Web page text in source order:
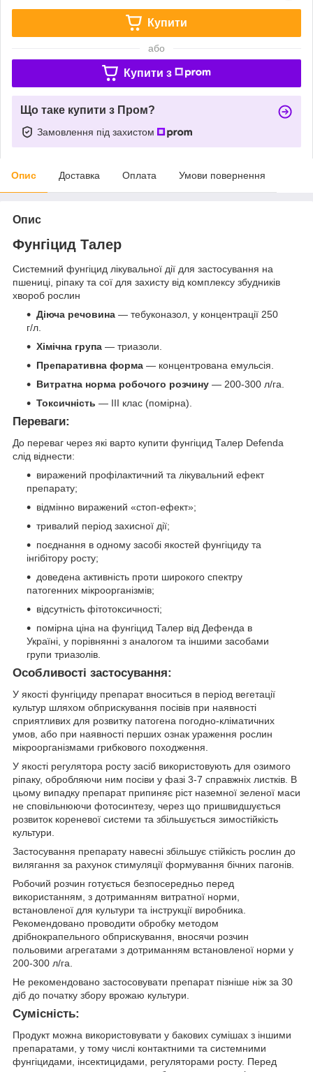
Купити
або
Купити з
Що таке купити з Пром?
Замовлення під захистом
Опис Доставка Оплата Умови повернення
Опис
Фунгіцид Талер
Системний фунгіцид лікувальної дії для застосування на
пшениці, ріпаку та сої для захисту від комплексу збудників
хвороб рослин
Діюча речовина — тебуконазол, у концентрації 250
г/л.
Хімічна група — триазоли.
Препаративна форма — концентрована емульсія.
Витратна норма робочого розчину — 200-300 л/га.
Токсичність — ІІІ клас (помірна).
Переваги:
До переваг через які варто купити фунгіцид Талер Defenda
слід віднести:
виражений профілактичний та лікувальний ефект
препарату;
відмінно виражений «стоп-ефект»;
тривалий період захисної дії;
поєднання в одному засобі якостей фунгіциду та
інгібітору росту;
доведена активність проти широкого спектру
патогенних мікроорганізмів;
відсутність фітотоксичності;
помірна ціна на фунгіцид Талер від Дефенда в
Україні, у порівнянні з аналогом та іншими засобами
групи триазолів.
Особливості застосування:
У якості фунгіциду препарат вноситься в період вегетації
культур шляхом обприскування посівів при наявності
сприятливих для розвитку патогена погодно-кліматичних
умов, або при наявності перших ознак ураження рослин
мікроорганізмами грибкового походження.
У якості регулятора росту засіб використовують для озимого
ріпаку, обробляючи ним посіви у фазі 3-7 справжніх листків. В
цьому випадку препарат припиняє ріст наземної зеленої маси
не сповільнюючи фотосинтезу, через що пришвидшується
розвиток кореневої системи та збільшується зимостійкість
культури.
Застосування препарату навесні збільшує стійкість рослин до
вилягання за рахунок стимуляції формування бічних пагонів.
Робочий розчин готується безпосередньо перед
використанням, з дотриманням витратної норми,
встановленої для культури та інструкції виробника.
Рекомендовано проводити обробку методом
дрібнокрапельного обприскування, вносячи розчин
польовими агрегатами з дотриманням встановленої норми у
200-300 л/га.
Не рекомендовано застосовувати препарат пізніше ніж за 30
діб до початку збору врожаю культури.
Сумісність:
Продукт можна використовувати у бакових сумішах з іншими
препаратами, у тому числі контактними та системними
фунгіцидами, інсектицидами, регуляторами росту. Перед